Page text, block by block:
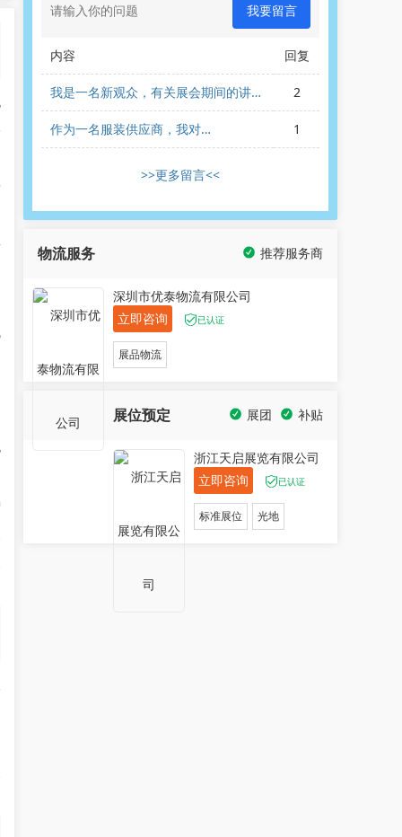
我要留言
内容 回复
我是一名新观众，有关展会期间的讲座
和培训活动的信息在哪里可以找到？
2
作为一名服装供应商，我对
SOURCING EXPO的观众组成感兴趣。
您能告诉我主要的观众类型吗？
1
>>更多留言<<
物流服务 推荐服务商
深圳市优泰物流有限公司
立即咨询
已认证
展品物流
展位预定 补贴
展团
浙江天启展览有限公司
立即咨询
已认证
标准展位 光地